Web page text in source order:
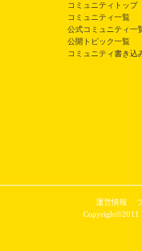
コミュニティトップ
コミュニティ一覧
公式コミュニティ一
公開トピック一覧
コミュニティ書き込
運営情報
Copyright©2011